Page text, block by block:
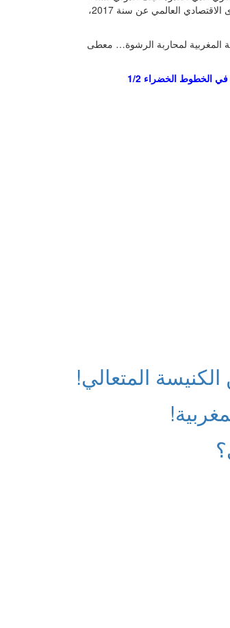
2017. كما احتل المرتبة 71 ضمن 137 دولة في تقرير المنافسة العالمية الذي أصدره المنتدى الاقتصادي العالمي عن سنة 2017،
المغربية لمحاربة الرشوة… معطى
الخطوط الخضراء 1/2
المتعالي!